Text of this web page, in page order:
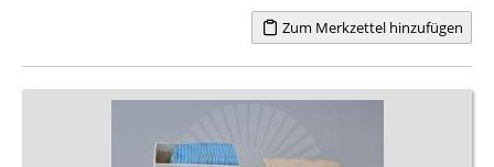
Zum Merkzettel hinzufügen